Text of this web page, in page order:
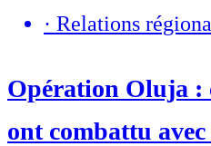
· Relations
Opération Oluja :
ont combattu avec